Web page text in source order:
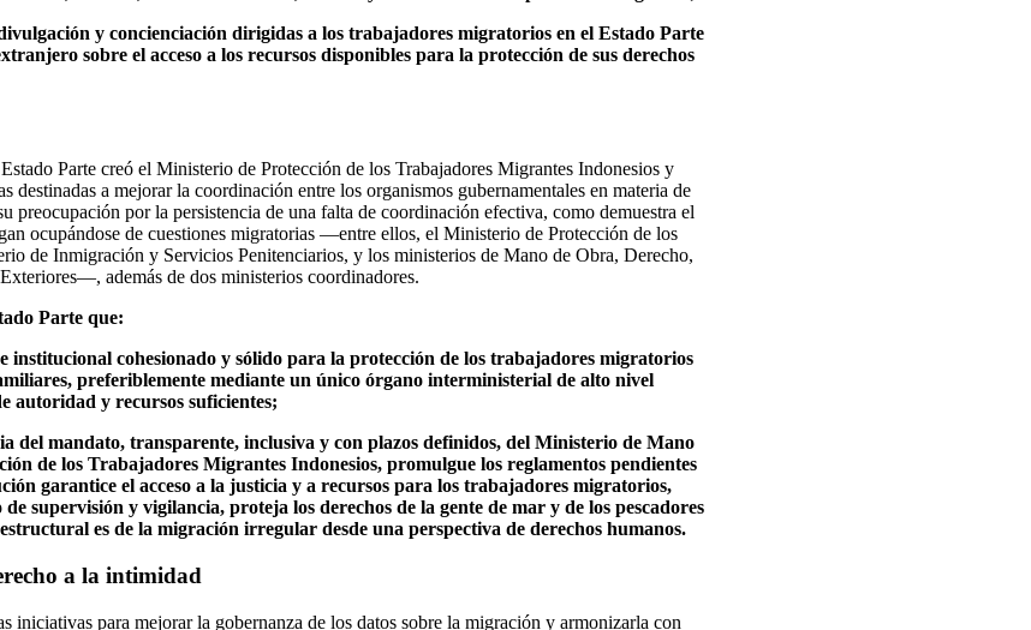
y concienciación dirigidas a los trabajadores migratorios en el Estado Parte
sobre el acceso a los recursos disponibles para la protección de sus derechos
Parte creó el Ministerio de Protección de los Trabajadores Migrantes Indonesios y
destinadas a mejorar la coordinación entre los organismos gubernamentales en materia de
preocupación por la persistencia de una falta de coordinación efectiva, como demuestra el
ocupándose de cuestiones migratorias —entre ellos, el Ministerio de Protección de los
de Inmigración y Servicios Penitenciarios, y los ministerios de Mano de Obra, Derecho,
además de dos ministerios coordinadores.
Parte que:
institucional cohesionado y sólido para la protección de los trabajadores migratorios
preferiblemente mediante un único órgano interministerial de alto nivel
autoridad y recursos suficientes;
del mandato, transparente, inclusiva y con plazos definidos, del Ministerio de Mano
de los Trabajadores Migrantes Indonesios, promulgue los reglamentos pendientes
garantice el acceso a la justicia y a recursos para los trabajadores migratorios,
supervisión y vigilancia, proteja los derechos de la gente de mar y de los pescadores
es de la migración irregular desde una perspectiva de derechos humanos.
a la intimidad
iniciativas para mejorar la gobernanza de los datos sobre la migración y armonizarla con